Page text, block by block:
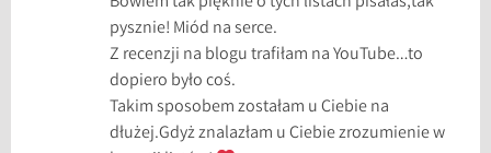
pysznie! Miód na serce.
Z recenzji na blogu trafiłam na YouTube…to
dopiero było coś.
Takim sposobem zostałam u Ciebie na
dłużej.Gdyż znalazłam u Ciebie zrozumienie w